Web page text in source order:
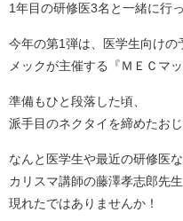
1年目の研修医3名と一緒に行
今年の第1弾は、医学生向けの
メックが主催する『ＭＥＣマ
準備もひと段落した頃、
派手目のネクタイを締めたおじ
なんと医学生や最近の研修医
カリスマ講師の藤澤孝志郎先
現れたではありませんか！